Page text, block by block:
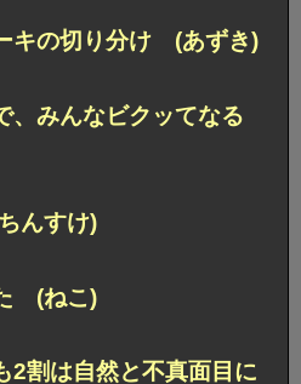
キの切り分け (あずき)
、みんなビクッてなる
んすけ)
(ねこ)
2割は自然と不真面目に